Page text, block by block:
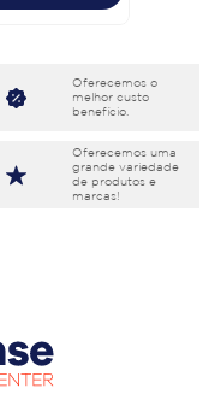
Oferecemos o
melhor custo
benefício.
Oferecemos uma
grande variedade
de produtos e
marcas!